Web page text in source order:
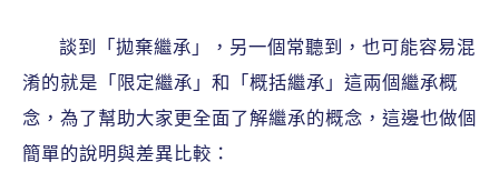
談到「拋棄繼承」，另一個常聽到，也可能容易混
淆的就是「限定繼承」和「概括繼承」這兩個繼承概
念，為了幫助大家更全面了解繼承的概念，這邊也做個
簡單的說明與差異比較：